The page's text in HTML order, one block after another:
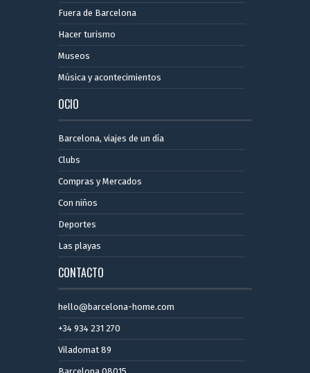
Fuera de Barcelona
Hacer turismo
Museos
Música y acontecimientos
OCIO
Barcelona, ​​viajes de un día
Clubs
Compras y Mercados
Con niños
Deportes
Las playas
CONTACTO
hello@barcelona-home.com
+34 934 231 270
Viladomat 89